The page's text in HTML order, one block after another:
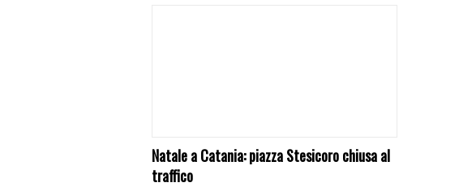
Natale a Catania: piazza Stesicoro chiusa al
traffico